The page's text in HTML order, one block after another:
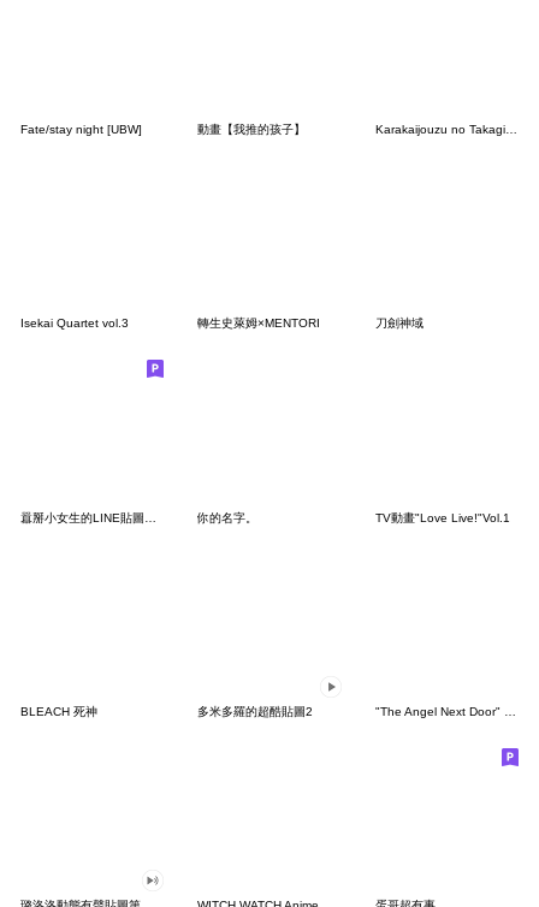
Fate/stay night [UBW] 動畫【我推的孩子】 Karakaijouzu no Takagisan
Isekai Quartet vol.3 轉生史萊姆×MENTORI 刀劍神域
你的名字。 TV動畫"Love Live!"Vol.1
BLEACH 死神 多米多羅的超酷貼圖2